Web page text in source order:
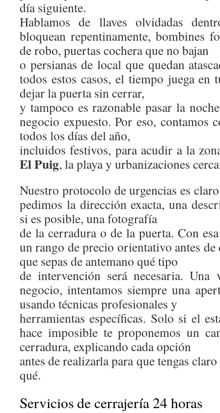
día siguiente.
Hablamos de llaves olvidadas
bloquean repentinamente, bombines
de robo, puertas cochera que no bajan
o persianas de local que quedan
todos estos casos, el tiempo juega en
dejar la puerta sin cerrar,
y tampoco es razonable pasar la
negocio expuesto. Por eso, contamos
todos los días del año,
incluidos festivos, para acudir a la
El Puig, la playa y urbanizaciones
Nuestro protocolo de urgencias es
pedimos la dirección exacta, una
si es posible, una fotografía
de la cerradura o de la puerta. Con
un rango de precio orientativo antes
que sepas de antemano qué tipo
de intervención será necesaria.
negocio, intentamos siempre una
usando técnicas profesionales y
herramientas específicas. Solo si el
hace imposible te proponemos un
cerradura, explicando cada opción
antes de realizarla para que tengas
qué.
Servicios de cerrajería 24 horas